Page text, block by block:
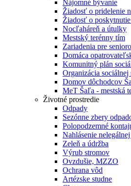
Nájomné bývanie
Žiadosť o pridelenie
Žiadosť o
Nocľaháreň a útulky
Mestský terénny tím
Zariadenia pre
Domáca
Komunitný plán
Organizácia sociálnej
Domov dôchodcov
MeT Šaľa - mestská
Životné prostredie
Odpady
Sezónne zbery
Polopodzemné
Nahlásenie
Zeleň a údržba
Výrub stromov
Ovzdušie, MZZO
Ochrana vôd
Artézske studne